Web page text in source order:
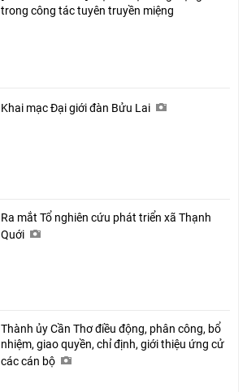
trong công tác tuyên truyền miệng
Khai mạc Đại giới đàn Bửu Lai
Ra mắt Tổ nghiên cứu phát triển xã Thạnh
Quới
Thành ủy Cần Thơ điều động, phân công, bổ
nhiệm, giao quyền, chỉ định, giới thiệu ứng cử
các cán bộ